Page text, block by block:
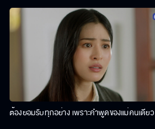
ต้องยอมรับทุกอย่าง เพราะคำพูดของแม่คนเดียว